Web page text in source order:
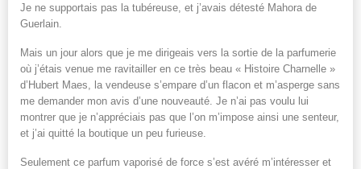
Je ne supportais pas la tubéreuse, et j’avais détesté Mahora de
Guerlain.
Mais un jour alors que je me dirigeais vers la sortie de la parfumerie
où j’étais venue me ravitailler en ce très beau « Histoire Charnelle »
d’Hubert Maes, la vendeuse s’empare d’un flacon et m’asperge sans
me demander mon avis d’une nouveauté. Je n’ai pas voulu lui
montrer que je n’appréciais pas que l’on m’impose ainsi une senteur,
et j’ai quitté la boutique un peu furieuse.
Seulement ce parfum vaporisé de force s’est avéré m’intéresser et